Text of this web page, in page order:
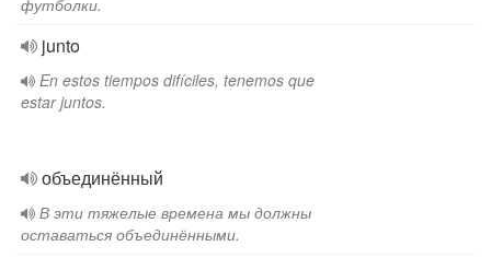
футболки.
junto
En estos tiempos difíciles, tenemos que
estar juntos.
объединённый
В эти тяжелые времена мы должны
оставаться объединёнными.